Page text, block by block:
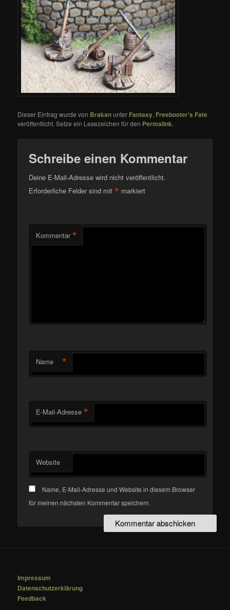
Dieser Eintrag wurde von Brakanunter Fantasy, Freebooter's Fate
veröffentlicht. Setze ein Lesezeichen für den Permalink.
Schreibe einen Kommentar
Deine E-Mail-Adresse wird nicht veröffentlicht.
Erforderliche Felder sind mit* markiert
Kommentar *
Name *
E-Mail-Adresse *
Website
Name, E-Mail-Adresse und Website in diesem Browser
für meinen nächsten Kommentar speichern.
Impressum
Datenschutzerklärung
Feedback